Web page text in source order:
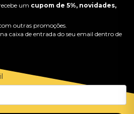
um cupom de 5%, novidades,
outras promoções.
caixa de entrada do seu email dentro de